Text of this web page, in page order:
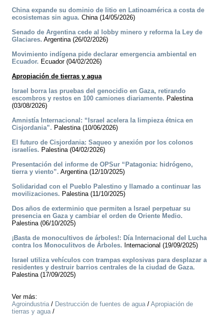
China expande su dominio de litio en Latinoamérica a costa de
ecosistemas sin agua. China (14/05/2026)
Senado de Argentina cede al lobby minero y reforma la Ley de
Glaciares. Argentina (26/02/2026)
Movimiento indígena pide declarar emergencia ambiental en
Ecuador. Ecuador (04/02/2026)
Apropiación de tierras y agua
Israel borra las pruebas del genocidio en Gaza, retirando
escombros y restos en 100 camiones diariamente. Palestina
(03/08/2026)
Amnistía Internacional: “Israel acelera la limpieza étnica en
Cisjordania”. Palestina (10/06/2026)
El futuro de Cisjordania: Saqueo y anexión por los colonos
israelíes. Palestina (04/02/2026)
Presentación del informe de OPSur “Patagonia: hidrógeno,
tierra y viento”. Argentina (12/10/2025)
Solidaridad con el Pueblo Palestino y llamado a continuar las
movilizaciones. Palestina (11/10/2025)
Dos años de exterminio que permiten a Israel perpetuar su
presencia en Gaza y cambiar el orden de Oriente Medio.
Palestina (06/10/2025)
¡Basta de monocultivos de árboles!: Día Internacional del Lucha
contra los Monoculitvos de Árboles. Internacional (19/09/2025)
Israel utiliza vehículos con trampas explosivas para desplazar a
residentes y destruir barrios centrales de la ciudad de Gaza.
Palestina (17/09/2025)
Ver más:
Agroindustria/ Destrucción de fuentes de agua/ Apropiación de
tierras y agua/